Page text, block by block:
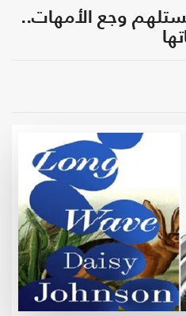
تستلهم وجع الأمهات..